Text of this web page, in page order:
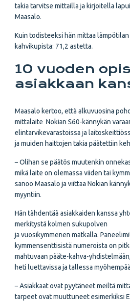
takia tarvitse mittailla ja kirjoitella
Maasalo.
Kuin todisteeksi hän mittaa
kahvikupista: 71,2 astetta.
10 vuoden
asiakkaan
Maasalo kertoo, että alkuvuosina
mittalaite Nokian S60-kännykän
elintarvikevarastoissa ja
ja muiden haittojen takia päätettiin
– Olihan se päätös muutenkin
mikä laite on olemassa viiden tai
sanoo Maasalo ja viittaa Nokian
myyntiin.
Hän tähdentää asiakkaiden kanssa
merkitystä kolmen sukupolven
ja vuosikymmenen matkalla.
kymmensenttisistä numeroista on
mahtuvaan pääte-kahva-
heti luettavissa ja tallessa
– Asiakkaat ovat pyytäneet meiltä
tarpeet ovat muuttuneet esimerkiksi